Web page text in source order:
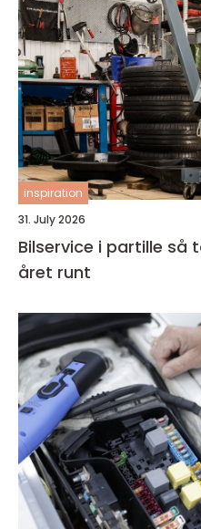
inspiration
31. July 2026
Bilservice i partille så tar du hand om bilen
året runt